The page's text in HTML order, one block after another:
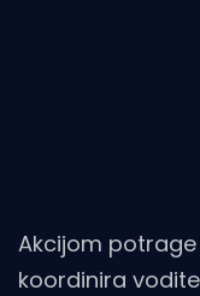
Akcijom
koordinira